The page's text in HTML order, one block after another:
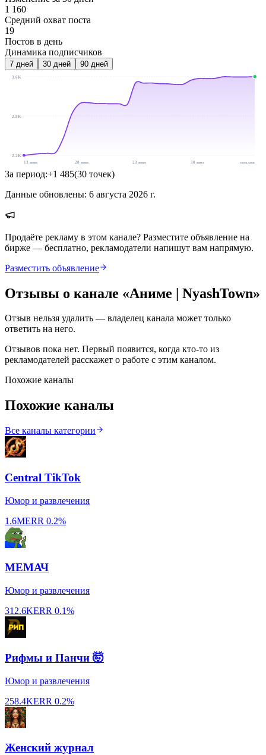
1 160
Средний охват поста
19
Постов в день
Динамика подписчиков
7 дней 30 дней 90 дней
3.6K
2.9K
2.2K
13 июн
20 июн 23 июл 30 июл сегодня
За период:+1 485(30 точек)
Данные обновлены: 6 августа 2026 г.
Продаёте рекламу в этом канале? Разместите объявление на
бирже — бесплатно, рекламодатели напишут вам напрямую.
Разместить объявление
Отзывы о канале «Аниме | NyashTown»
Отзыв нельзя удалить — владелец канала может только
ответить на него.
Отзывов пока нет. Первый появится, когда кто-то из
рекламодателей расскажет о работе с этим каналом.
Похожие каналы
Похожие каналы
Все каналы категории
Central TikTok
Юмор и развлечения
1.6MERR 0.2%
МЕМАЧ
Юмор и развлечения
312.6KERR 0.1%
Рифмы и Панчи 🤯
Юмор и развлечения
258.4KERR 0.2%
Женский журнал